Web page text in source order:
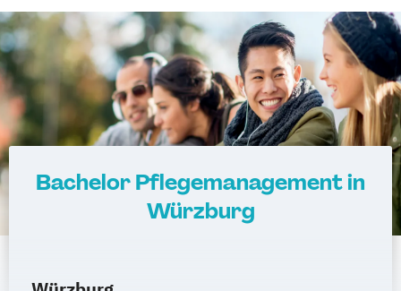
Bachelor Pflegemanagement in
Würzburg